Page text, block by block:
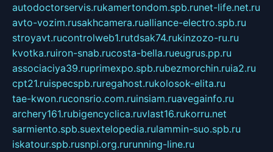
autodoctorservis.rukamertondom.spb.runet-life.net.ru
avto-vozim.rusakhcamera.rualliance-electro.spb.ru
stroyavt.rucontrolweb1.rutdsak74.rukinzozo-ru.ru
kvotka.ruiron-snab.rucosta-bella.rueugrus.pp.ru
associaciya39.ruprimexpo.spb.rubezmorchin.ruia2.ru
cpt21.ruispecspb.ruregahost.rukolosok-elita.ru
tae-kwon.ruconsrio.com.ruinsiam.ruavegainfo.ru
archery161.rubigencyclica.ruvlast16.rukorru.net
sarmiento.spb.suextelopedia.rulammin-suo.spb.ru
iskatour.spb.rusnpi.org.rurunning-line.ru